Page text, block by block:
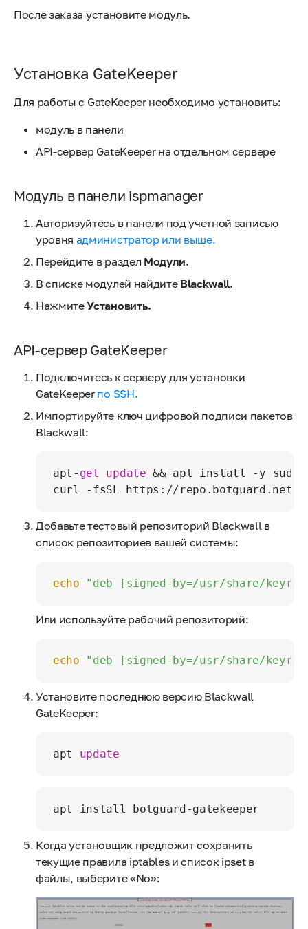
После заказа установите модуль.
Установка GateKeeper
Для работы с GateKeeper необходимо установить:
модуль в панели
API-сервер GateKeeper на отдельном сервере
Модуль в панели ispmanager
Авторизуйтесь в панели под учетной записью
уровня администратор или выше.
Перейдите в раздел Модули.
В списке модулей найдите Blackwall.
НажмитеУстановить.
API-сервер GateKeeper
Подключитесь к серверу для установки
GateKeeper по SSH.
Импортируйте ключ цифровой подписи пакетов
Blackwall:
apt - get update && apt install - y sudo
curl - fsSL https: //repo.botguard.net
Добавьте тестовый репозиторий Blackwall в
список репозиториев вашей системы:
echo "deb [signed-by=/usr/share/
Или используйте рабочий репозиторий:
echo "deb [signed-by=/usr/share/
Установите последнюю версию Blackwall
GateKeeper:
apt update
apt install botguard-gatekeeper
Когда установщик предложит сохранить
текущие правила iptables и список ipset в
файлы, выберите «No»: